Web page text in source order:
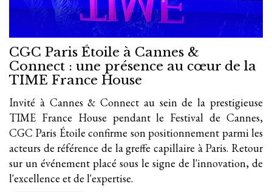
CGC Paris Étoile à Cannes &
Connect : une présence au cœur de la
TIME France House
Invité à Cannes & Connect au sein de la prestigieuse
TIME France House pendant le Festival de Cannes,
CGC Paris Étoile confirme son positionnement parmi les
acteurs de référence de la greffe capillaire à Paris. Retour
sur un événement placé sous le signe de l'innovation, de
l'excellence et de l'expertise.